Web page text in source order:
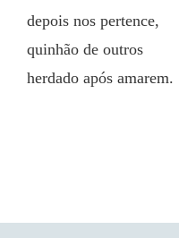
depois nos pertence,
quinhão de outros
herdado após amarem.